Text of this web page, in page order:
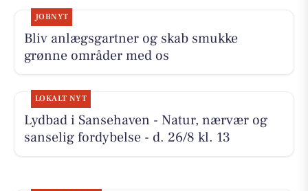
JOBNYT
Bliv anlægsgartner og skab smukke
grønne områder med os
LOKALT NYT
Lydbad i Sansehaven - Natur, nærvær og
sanselig fordybelse - d. 26/8 kl. 13